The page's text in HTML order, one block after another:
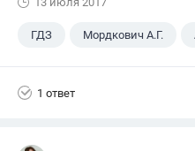
ГДЗ Мордкович А.Г.
1 ответ